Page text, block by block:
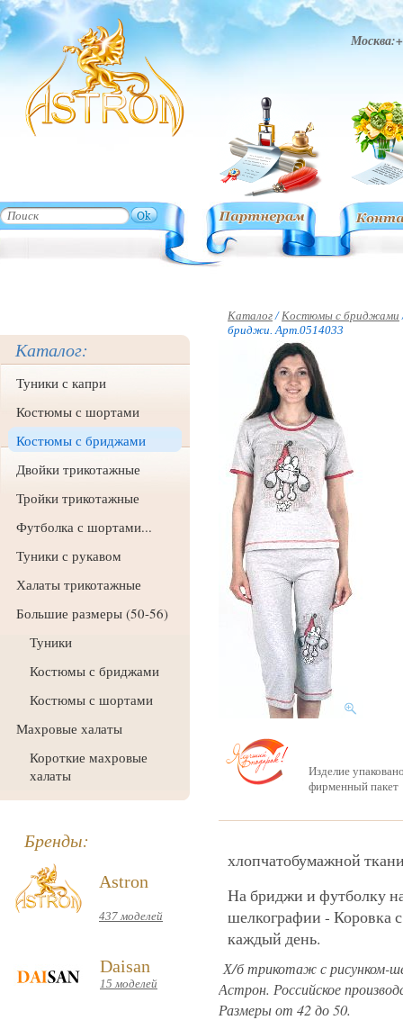
Каталог:
Туники с капри
Костюмы с шортами
Костюмы с бриджами
Двойки трикотажные
Тройки трикотажные
Футболка с шортами...
Туники с рукавом
Халаты трикотажные
Большие размеры (50-56)
Туники
Костюмы с бриджами
Костюмы с шортами
Махровые халаты
Короткие махровые
халаты
Бренды:
Astron
437 моделей
Daisan
15 моделей
Каталог/Костюмы с бриджами
бриджи. Арт.0514033
Изделие
фирменный пакет
хлопчатобумажной
На бриджи и футболку
шелкографии - Коровка
каждый день.
Х/б трикотаж с рисунком-
Астрон. Российское
Размеры от 42 до 50.